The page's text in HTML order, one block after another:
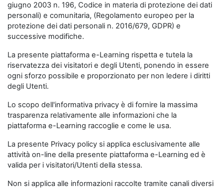
giugno 2003 n. 196, Codice in materia di protezione dei dati
personali) e comunitaria, (Regolamento europeo per la
protezione dei dati personali n. 2016/679, GDPR) e
successive modifiche.
La presente piattaforma e-Learning rispetta e tutela la
riservatezza dei visitatori e degli Utenti, ponendo in essere
ogni sforzo possibile e proporzionato per non ledere i diritti
degli Utenti.
Lo scopo dell'informativa privacy è di fornire la massima
trasparenza relativamente alle informazioni che la
piattaforma e-Learning raccoglie e come le usa.
La presente Privacy policy si applica esclusivamente alle
attività on-line della presente piattaforma e-Learning ed è
valida per i visitatori/Utenti della stessa.
Non si applica alle informazioni raccolte tramite canali diversi